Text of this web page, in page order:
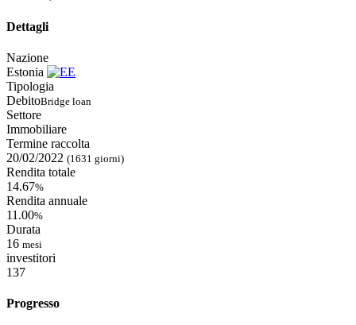
Dettagli
Nazione
Estonia
Tipologia
DebitoBridge loan
Settore
Immobiliare
Termine raccolta
20/02/2022 (1631 giorni)
Rendita totale
14.67%
Rendita annuale
11.00%
Durata
16 mesi
investitori
137
Progresso